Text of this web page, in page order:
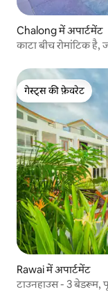
Chalong में अपार्टमेंट
काटा बीच रोमांटिक
गेस्ट्स की फ़ेवरेट
गेस्ट्स की फ़ेवरेट
Rawai में अपार्टमेंट
टाउनहाउस - 3 बेडरूम,